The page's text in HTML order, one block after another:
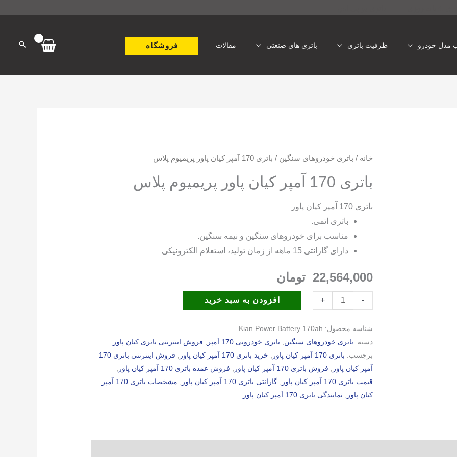
مدل خودرو ظرفیت باتری باتری های صنعتی مقالات فروشگاه
خانه / باتری خودروهای سنگین / باتری 170 آمپر کیان پاور پریمیوم پلاس
باتری 170 آمپر کیان پاور پریمیوم پلاس
باتری 170 آمپر کیان پاور
باتری اتمی.
مناسب برای خودروهای سنگین و نیمه سنگین.
دارای گارانتی 15 ماهه از زمان تولید، استعلام الکترونیکی
22,564,000 تومان
-
+ افزودن به سبد خرید
شناسه محصول: Kian Power Battery 170ah
دسته: باتری خودروهای سنگین باتری خودرویی 170 آمپر
فروش اینترنتی باتری کیان پاور
برچسب: باتری 170 آمپر کیان پاور خرید باتری 170 آمپر کیان پاور
فروش اینترنتی باتری 170
آمپر کیان پاور
فروش باتری 170 آمپر کیان پاور فروش عمده باتری 170 آمپر کیان پاور
قیمت باتری 170 آمپر کیان پاور
گارانتی باتری 170 آمپر کیان پاور
مشخصات باتری 170 آمپر
کیان پاور
نمایندگی باتری 170 آمپر کیان پاور